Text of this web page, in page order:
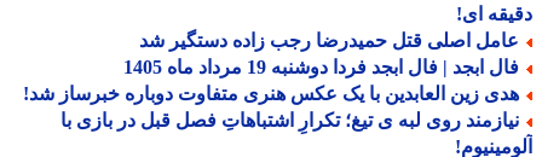
ای!
اصلی قتل حمیدرضا رجب زاده دستگیر شد
ابجد | فال ابجد فردا دوشنبه 19 مرداد ماه 1405
زین العابدین با یک عکس هنری متفاوت دوباره خبرساز شد!
روی لبه ی تیغ؛ تکرارِ اشتباهاتِ فصل قبل در بازی با